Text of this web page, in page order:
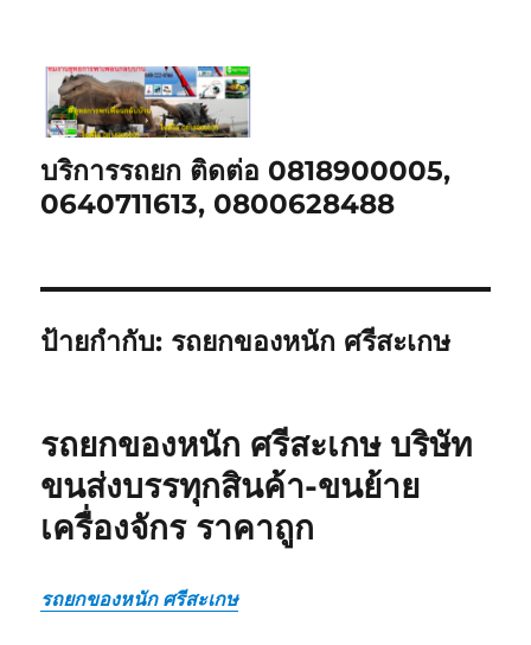
บริการรถยก ติดต่อ 0818900005,
0640711613, 0800628488
ป้ายกำกับ: รถยกของหนัก ศรีสะเกษ
รถยกของหนัก ศรีสะเกษ บริษัท
ขนส่งบรรทุกสินค้า-ขนย้าย
เครื่องจักร ราคาถูก
รถยกของหนัก ศรีสะเกษ